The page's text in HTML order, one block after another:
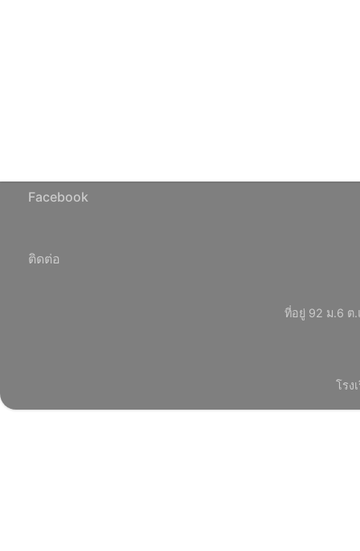
Facebook
ติดต่อ
ที่อยู่ 92 ม.6 ต.
โรง